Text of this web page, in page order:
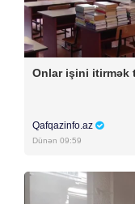
Onlar işini itirmək
Qafqazinfo.az
Dünən 09:59